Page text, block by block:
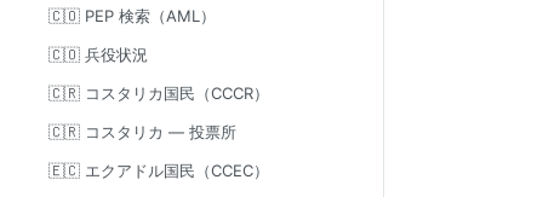
🇨🇴 PEP 検索（AML）
🇨🇴 兵役状況
🇨🇷 コスタリカ国民（CCCR）
🇨🇷 コスタリカ — 投票所
🇪🇨 エクアドル国民（CCEC）